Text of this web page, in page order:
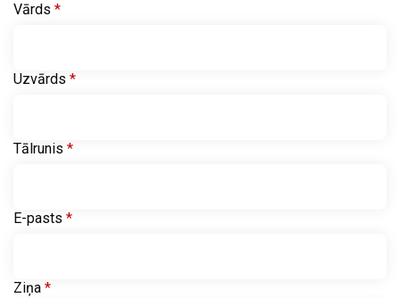
Vārds *
Uzvārds *
Tālrunis *
E-pasts *
Ziņa *